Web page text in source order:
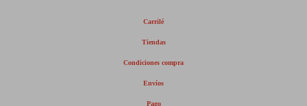
Carrilé
Tiendas
Condiciones compra
Envíos
Pago